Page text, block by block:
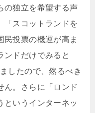
の独立を希望する声
「スコットランドを
民投票の機運が高ま
ンドだけでみると
したので、然るべき
ん。さらに「ロンド
というインターネッ